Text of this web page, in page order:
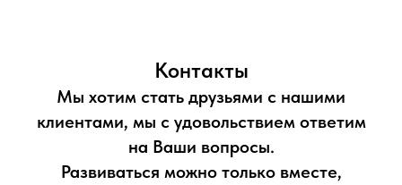
Контакты
Мы хотим стать друзьями с нашими
клиентами, мы с удовольствием ответим
на Ваши вопросы.
Развиваться можно только вместе,